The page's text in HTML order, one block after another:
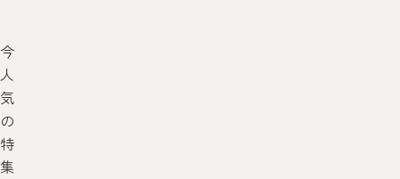
今
人
気
の
特
集